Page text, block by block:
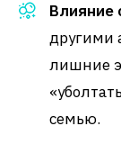
Влияние
другими
лишние
семью.